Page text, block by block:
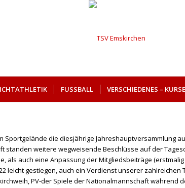
FUSSBALL VERSCHIEDENES – KURSE
Sportgelände die diesjährige Jahreshauptversammlung
standen weitere wegweisende Beschlüsse auf der
als auch eine Anpassung der Mitgliedsbeiträge
leicht gestiegen, auch ein Verdienst unserer zahlreichen
PV-der Spiele der Nationalmannschaft während